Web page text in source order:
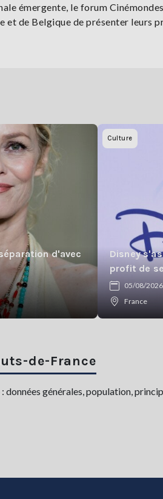
émergente, le forum
et de Belgique de présenter leurs
d'avec
Culture
Disney
profit de
05/08/2026
France
de-France
données générales, population,